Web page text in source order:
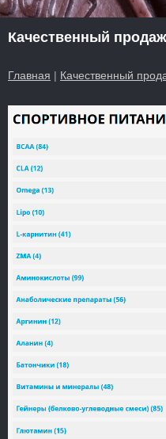
Качественный
Главная | Качественный